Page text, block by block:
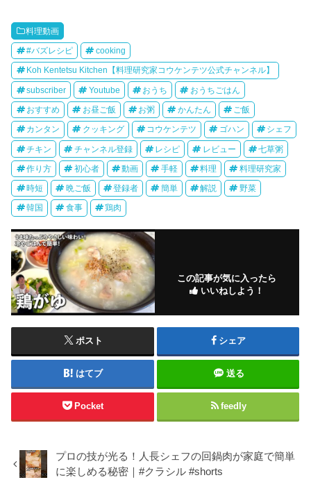
料理動画
#バズレシピ cooking
Koh Kentetsu Kitchen【料理研究家コウケンテツ公式チャンネル】
subscriber Youtube おうち おうちごはん
おすすめ お昼ご飯 お粥 かんたん ご飯
カンタン クッキング コウケンテツ ゴハン シェフ
チキン チャンネル登録 レシピ レビュー 七草粥
作り方 初心者 動画 手軽 料理 料理研究家
時短 晩ご飯 登録者 簡単 解説 野菜
韓国 食事 鶏肉
この記事が気に入ったら
いいねしよう！
ポスト シェア
はてブ 送る
Pocket feedly
プロの技が光る！人長シェフの回鍋肉が家庭で簡単
に楽しめる秘密｜#クラシル #shorts